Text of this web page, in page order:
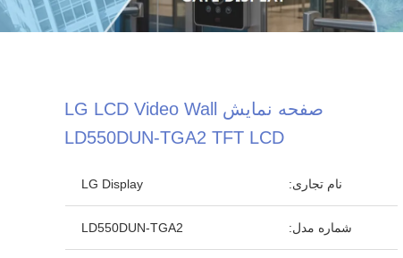
صفحه نمایش LG LCD Video Wall
LD550DUN-TGA2 TFT LCD
نام تجاری: LG Display
شماره مدل: LD550DUN-TGA2